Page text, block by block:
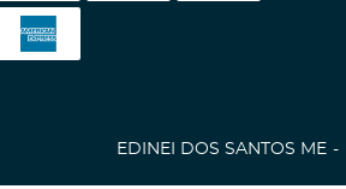
EDINEI DOS SANTOS ME